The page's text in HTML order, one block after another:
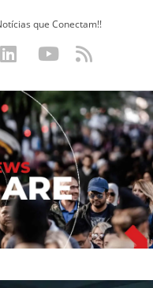
que Conectam!!